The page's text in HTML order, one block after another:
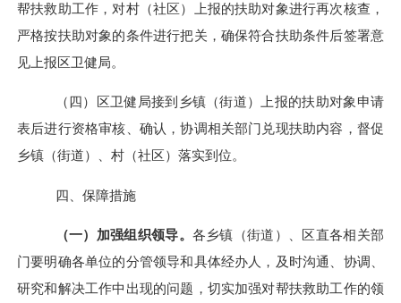
帮扶救助工作，对村（社区）上报的扶助对象进行再次核查，
严格按扶助对象的条件进行把关，确保符合扶助条件后签署意
见上报区卫健局。
（四）区卫健局接到乡镇（街道）上报的扶助对象申请
表后进行资格审核、确认，协调相关部门兑现扶助内容，督促
乡镇（街道）、村（社区）落实到位。
四、保障措施
（一）加强组织领导。 各乡镇（街道）、区直各相关部
门要明确各单位的分管领导和具体经办人，及时沟通、协调、
研究和解决工作中出现的问题，切实加强对帮扶救助工作的领